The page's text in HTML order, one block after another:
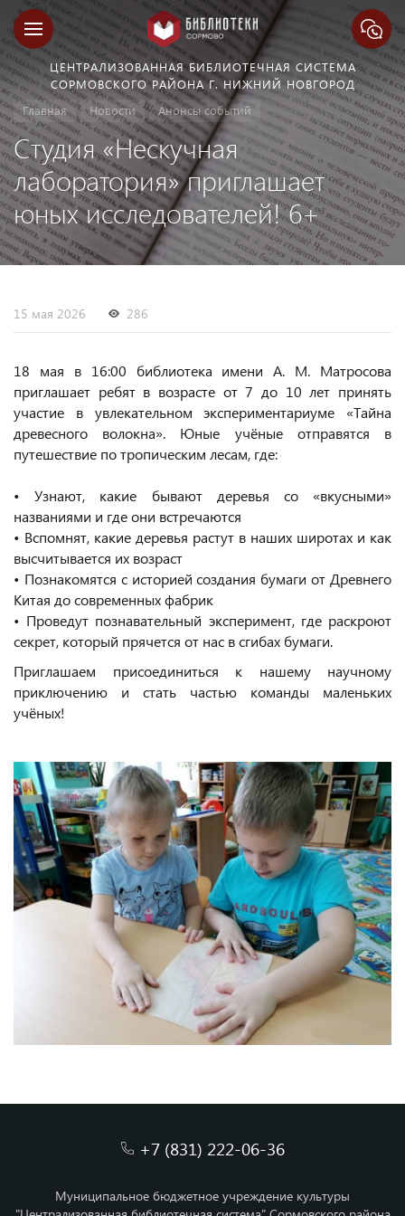
ЦЕНТРАЛИЗОВАННАЯ БИБЛИОТЕЧНАЯ СИСТЕМА
СОРМОВСКОГО РАЙОНА Г. НИЖНИЙ НОВГОРОД
Главная
Новости Анонсы событий
Студия «Нескучная
лаборатория» приглашает
юных исследователей! 6+
15 мая 2026 286
18 мая в 16:00 библиотека имени А. М. Матросова
приглашает ребят в возрасте от 7 до 10 лет принять
участие в увлекательном экспериментариуме «Тайна
древесного волокна». Юные учёные отправятся в
путешествие по тропическим лесам, где:
• Узнают, какие бывают деревья со «вкусными»
названиями и где они встречаются
• Вспомнят, какие деревья растут в наших широтах и как
высчитывается их возраст
• Познакомятся с историей создания бумаги от Древнего
Китая до современных фабрик
• Проведут познавательный эксперимент, где раскроют
секрет, который прячется от нас в сгибах бумаги.
Приглашаем присоединиться к нашему научному
приключению и стать частью команды маленьких
учёных!
+7 (831) 222-06-36
Муниципальное бюджетное учреждение культуры